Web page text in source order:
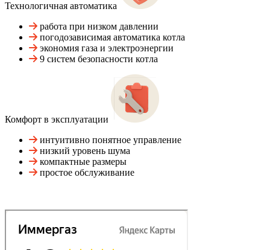
Технологичная автоматика
работа при низком давлении
погодозависимая автоматика котла
экономия газа и электроэнергии
9 систем безопасности котла
Комфорт в эксплуатации
интуитивно понятное управление
низкий уровень шума
компактные размеры
простое обслуживание